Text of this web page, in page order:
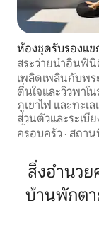
ห้องชุดรับรองแข
Kallistis
สระว่ายน้ำอินฟินิ
เพลิดเพลินกับพ
ตื่นใจและวิวพาโ
ภูเขาไฟ และทะเ
ส่วนตัวและระเบียงของคุณ
ตั้งอยู่ใน Pyrgos
ตัว ความสะดวก
ของซานโตรินีได้อย่า
ห้องนอนที่สะด
ห้องครัวที่มีอุป
เล่นในร่มและกล
ครอบครัว · สถาน
สิ่งอำนว
บ้านพักตา